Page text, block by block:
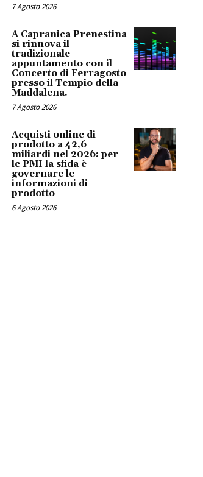
7 Agosto 2026
A Capranica Prenestina
si rinnova il
tradizionale
appuntamento con il
Concerto di Ferragosto
presso il Tempio della
Maddalena.
7 Agosto 2026
Acquisti online di
prodotto a 42,6
miliardi nel 2026: per
le PMI la sfida è
governare le
informazioni di
prodotto
6 Agosto 2026